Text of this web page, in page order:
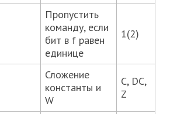
Пропустить
команду, если
бит в f равен
единице
1(2)
Сложение
константы и
W
C, DC,
Z